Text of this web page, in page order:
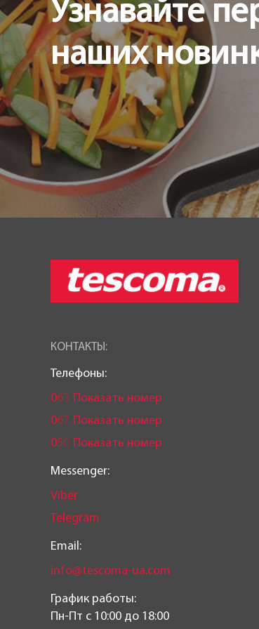
Узнавайте
наших
КОНТАКТЫ:
Телефоны:
063 Показать номер
067 Показать номер
050 Показать номер
Messenger:
Viber
Telegram
Email:
info@tescoma-ua.com
График работы:
Пн-Пт c 10:00 до 18:00